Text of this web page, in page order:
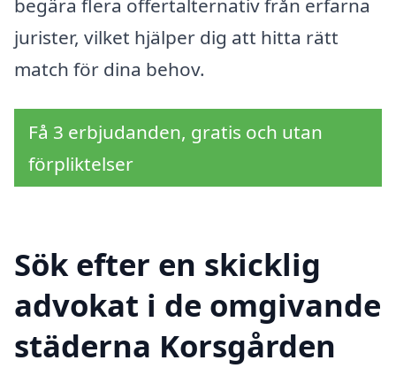
begära flera offertalternativ från erfarna
jurister, vilket hjälper dig att hitta rätt
match för dina behov.
Få 3 erbjudanden, gratis och utan
förpliktelser
Sök efter en skicklig
advokat i de omgivande
städerna Korsgården